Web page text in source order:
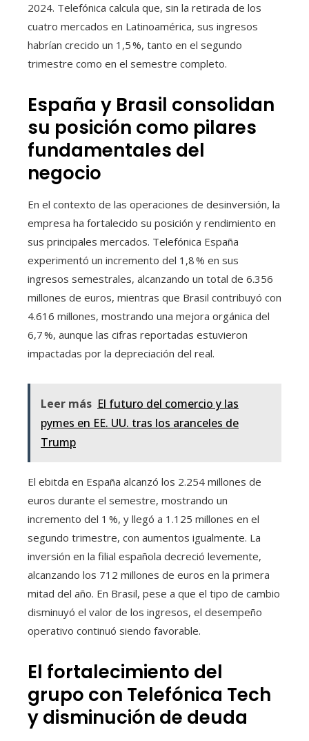
2024. Telefónica calcula que, sin la retirada de los
cuatro mercados en Latinoamérica, sus ingresos
habrían crecido un 1,5 %, tanto en el segundo
trimestre como en el semestre completo.
España y Brasil consolidan
su posición como pilares
fundamentales del
negocio
En el contexto de las operaciones de desinversión, la
empresa ha fortalecido su posición y rendimiento en
sus principales mercados. Telefónica España
experimentó un incremento del 1,8 % en sus
ingresos semestrales, alcanzando un total de 6.356
millones de euros, mientras que Brasil contribuyó con
4.616 millones, mostrando una mejora orgánica del
6,7 %, aunque las cifras reportadas estuvieron
impactadas por la depreciación del real.
Leer más El futuro del comercio y las
pymes en EE. UU. tras los aranceles de
Trump
El ebitda en España alcanzó los 2.254 millones de
euros durante el semestre, mostrando un
incremento del 1 %, y llegó a 1.125 millones en el
segundo trimestre, con aumentos igualmente. La
inversión en la filial española decreció levemente,
alcanzando los 712 millones de euros en la primera
mitad del año. En Brasil, pese a que el tipo de cambio
disminuyó el valor de los ingresos, el desempeño
operativo continuó siendo favorable.
El fortalecimiento del
grupo con Telefónica Tech
y disminución de deuda